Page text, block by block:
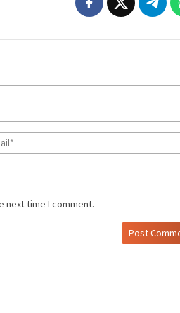
next time I comment.